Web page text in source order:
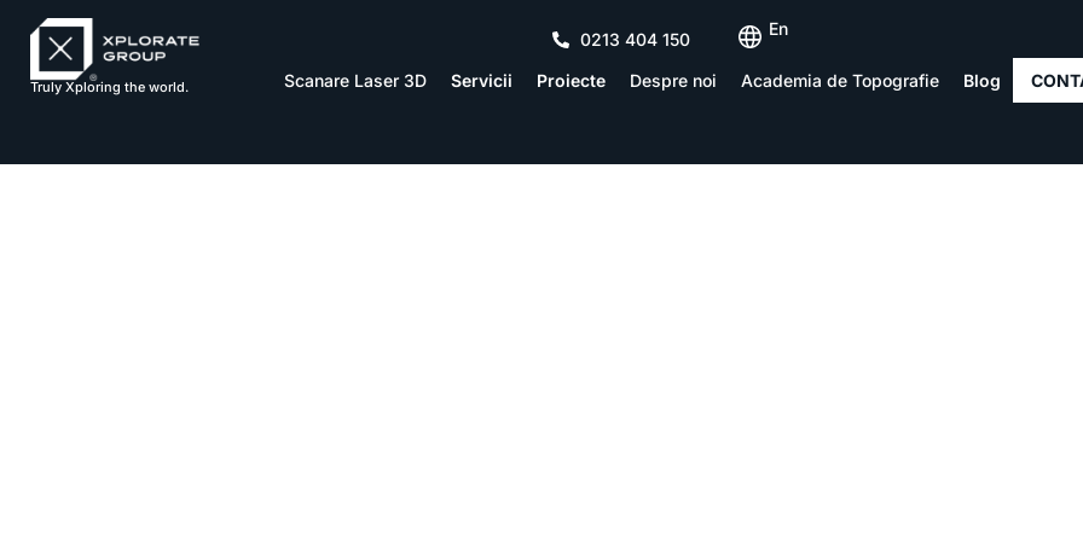
Truly Xploring the world.
0213 404 150
En
Scanare Laser 3D Servicii Proiecte Despre noi Academia de Topografie Blog